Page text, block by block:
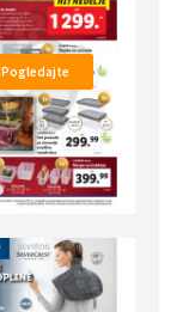
Pogledajte